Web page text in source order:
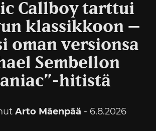
Callboy tarttui
klassikkoon –
oman versionsa
Sembellon
hitistä
Arto Mäenpää - 6.8.2026